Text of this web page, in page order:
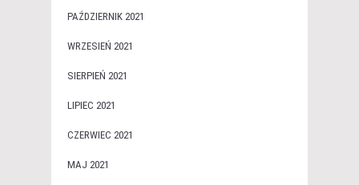
PAŹDZIERNIK 2021
WRZESIEŃ 2021
SIERPIEŃ 2021
LIPIEC 2021
CZERWIEC 2021
MAJ 2021